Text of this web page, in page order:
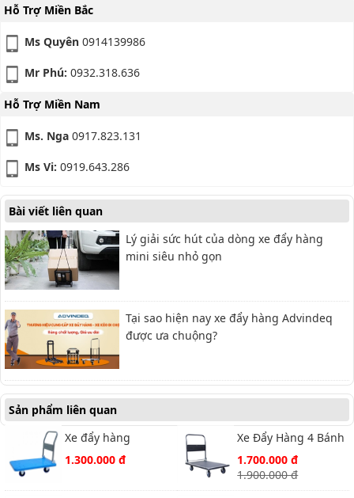
Hỗ Trợ Miền Bắc
Ms Quyên 0914139986
Mr Phú: 0932.318.636
Hỗ Trợ Miền Nam
Ms. Nga 0917.823.131
Ms Vi: 0919.643.286
Bài viết liên quan
Lý giải sức hút của dòng xe đẩy hàng
mini siêu nhỏ gọn
Tại sao hiện nay xe đẩy hàng Advindeq
được ưa chuộng?
Sản phẩm liên quan
Xe đẩy hàng
Advindeq PT-300
1.300.000 đ
Xe Đẩy Hàng 4 Bánh
Advindeq HT-320 –
320kg
1.700.000 đ
1.900.000 đ